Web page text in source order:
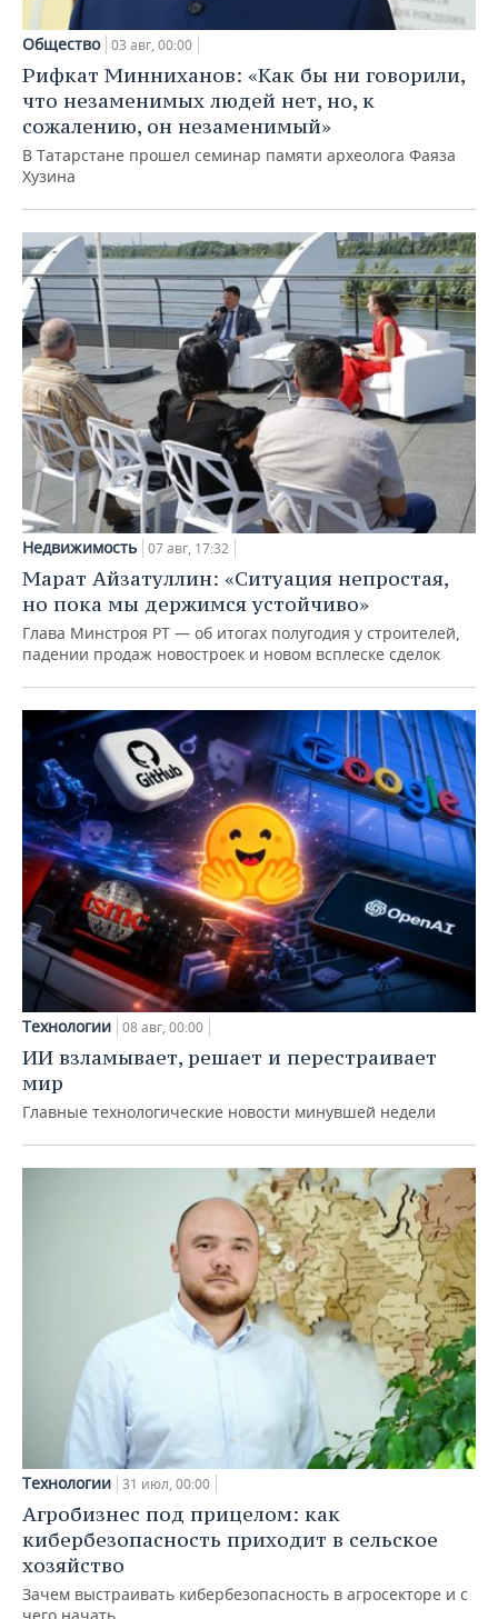
Общество 03 авг, 00:00
Рифкат Минниханов: «Как бы ни говорили,
что незаменимых людей нет, но, к
сожалению, он незаменимый»
В Татарстане прошел семинар памяти археолога Фаяза
Хузина
Недвижимость 07 авг, 17:32
Марат Айзатуллин: «Ситуация непростая,
но пока мы держимся устойчиво»
Глава Минстроя РТ — об итогах полугодия у строителей,
падении продаж новостроек и новом всплеске сделок
Технологии 08 авг, 00:00
ИИ взламывает, решает и перестраивает
мир
Главные технологические новости минувшей недели
Технологии 31 июл, 00:00
Агробизнес под прицелом: как
кибербезопасность приходит в сельское
хозяйство
Зачем выстраивать кибербезопасность в агросекторе и с